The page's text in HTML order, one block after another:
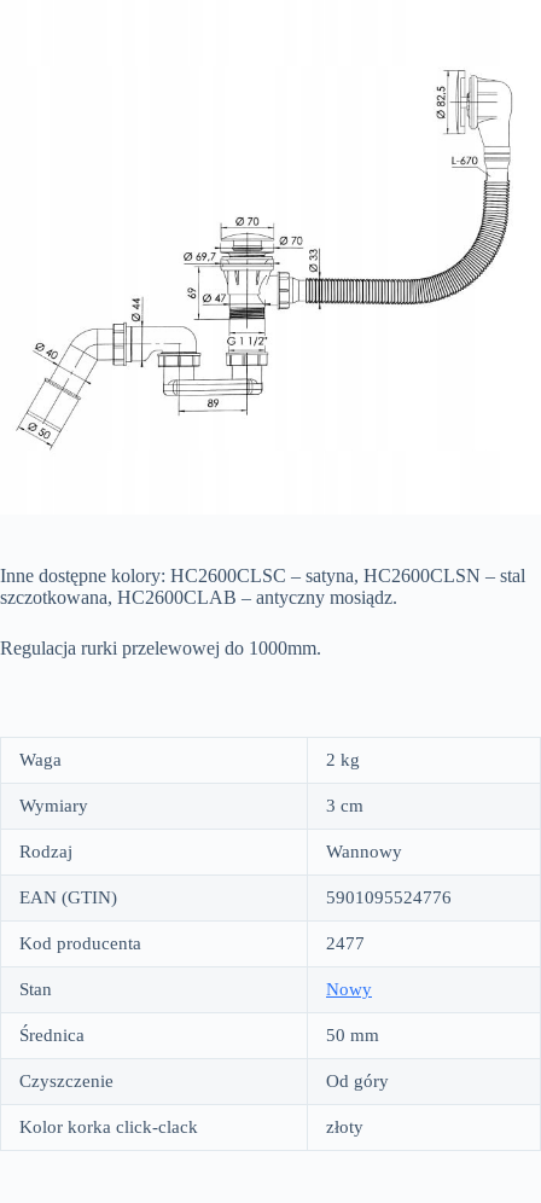
Inne dostępne kolory: HC2600CLSC – satyna, HC2600CLSN – stal
szczotkowana, HC2600CLAB – antyczny mosiądz.
Regulacja rurki przelewowej do 1000mm.
Waga 2 kg
Wymiary 3 cm
Rodzaj Wannowy
EAN (GTIN) 5901095524776
Kod producenta 2477
Stan Nowy
Średnica 50 mm
Czyszczenie Od góry
Kolor korka click-clack złoty